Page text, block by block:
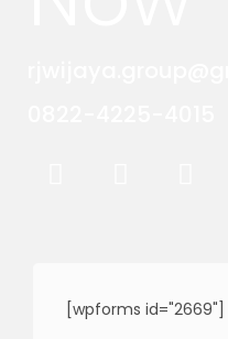
[wpforms id="2669"]